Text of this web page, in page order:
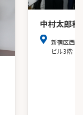
中村太郎
新宿区西
ビル3階